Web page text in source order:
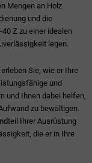
Mengen an Holz
und die
Z zu einer idealen
legen.
Sie, wie er Ihre
und
und Ihnen dabei helfen,
zu bewältigen.
Ihrer Ausrüstung
die er in Ihre